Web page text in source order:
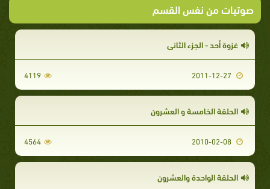
صوتيات من نفس القسم
غزوة أحد - الجزء الثاني
4119
الحلقة الخامسة و العشرون
4564
الحلقة الواحدة والعشرون